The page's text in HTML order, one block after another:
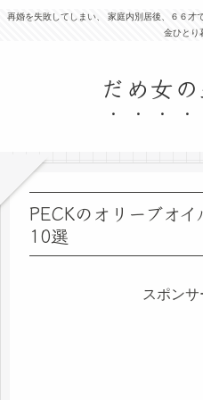
再婚を失敗してしまい、 家庭内別居後、６６才
金ひとり
だめ女
PECKのオリーブオ
10選
スポンサ